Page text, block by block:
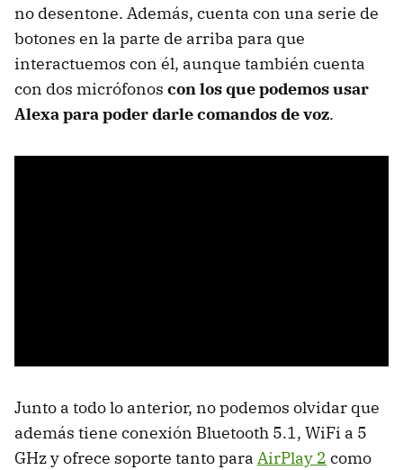
no desentone. Además, cuenta con una serie de
botones en la parte de arriba para que
interactuemos con él, aunque también cuenta
con dos micrófonos con los que podemos usar
Alexa para poder darle comandos de voz.
Junto a todo lo anterior, no podemos olvidar que
además tiene conexión Bluetooth 5.1, WiFi a 5
GHz y ofrece soporte tanto para AirPlay 2 como